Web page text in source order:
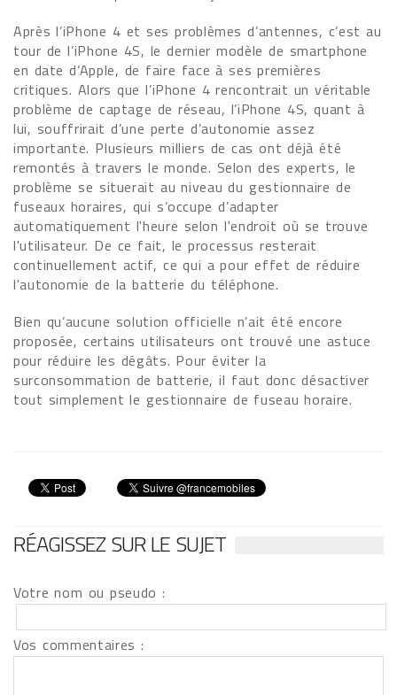
Après l’iPhone 4 et ses problèmes d’antennes, c’est au
tour de l’iPhone 4S, le dernier modèle de smartphone
en date d’Apple, de faire face à ses premières
critiques. Alors que l’iPhone 4 rencontrait un véritable
problème de captage de réseau, l’iPhone 4S, quant à
lui, souffrirait d’une perte d’autonomie assez
importante. Plusieurs milliers de cas ont déjà été
remontés à travers le monde. Selon des experts, le
problème se situerait au niveau du gestionnaire de
fuseaux horaires, qui s’occupe d’adapter
automatiquement l'heure selon l'endroit où se trouve
l'utilisateur. De ce fait, le processus resterait
continuellement actif, ce qui a pour effet de réduire
l'autonomie de la batterie du téléphone.
Bien qu’aucune solution officielle n’ait été encore
proposée, certains utilisateurs ont trouvé une astuce
pour réduire les dégâts. Pour éviter la
surconsommation de batterie, il faut donc désactiver
tout simplement le gestionnaire de fuseau horaire.
RÉAGISSEZ SUR LE SUJET
Votre nom ou pseudo :
Vos commentaires :